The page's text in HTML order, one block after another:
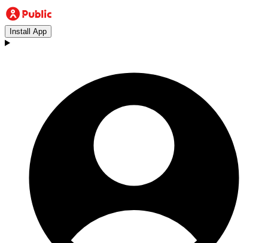
Install App